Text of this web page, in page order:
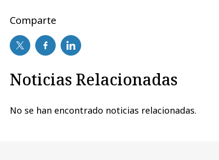
Comparte
Noticias Relacionadas
No se han encontrado noticias relacionadas.